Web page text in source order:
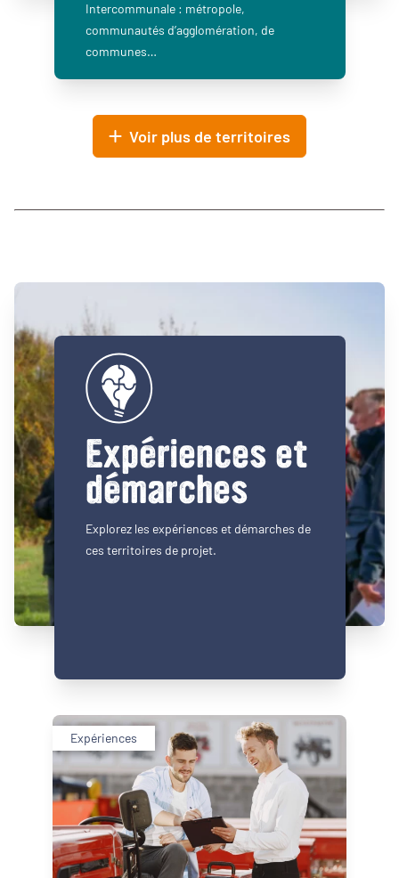
Intercommunale : métropole,
communautés d’agglomération, de
communes…
Voir plus de territoires
Expériences et
démarches
Explorez les expériences et démarches de
ces territoires de projet.
Expériences